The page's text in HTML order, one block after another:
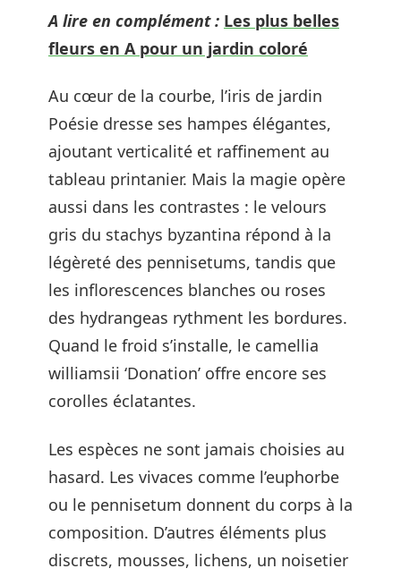
A lire en complément : Les plus belles
fleurs en A pour un jardin coloré
Au cœur de la courbe, l’iris de jardin
Poésie dresse ses hampes élégantes,
ajoutant verticalité et raffinement au
tableau printanier. Mais la magie opère
aussi dans les contrastes : le velours
gris du stachys byzantina répond à la
légèreté des pennisetums, tandis que
les inflorescences blanches ou roses
des hydrangeas rythment les bordures.
Quand le froid s’installe, le camellia
williamsii ‘Donation’ offre encore ses
corolles éclatantes.
Les espèces ne sont jamais choisies au
hasard. Les vivaces comme l’euphorbe
ou le pennisetum donnent du corps à la
composition. D’autres éléments plus
discrets, mousses, lichens, un noisetier